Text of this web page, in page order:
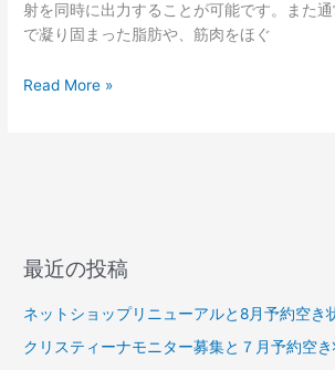
射を同時に出力することが可能です。また通
で凝り固まった脂肪や、筋肉をほぐ
Read More »
最近の投稿
ネットショップリニューアルと8月予約空き
クリスティーナモニター募集と７月予約空